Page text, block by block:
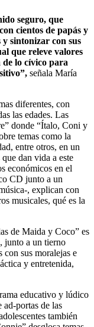
seguro, que
cientos de papás y
sintonizar con sus
que releve valores
lo cívico para
señala María
diferentes, con
las edades. Las
donde “Ítalo, Coni y
temas como la
entre otros, en un
dan vida a este
económicos en el
CD junto a un
, explican con
musicales, qué es la
de Maida y Coco” es
junto a un tierno
con sus moralejas e
y entretenida,
educativo y lúdico
ad-portas de las
también